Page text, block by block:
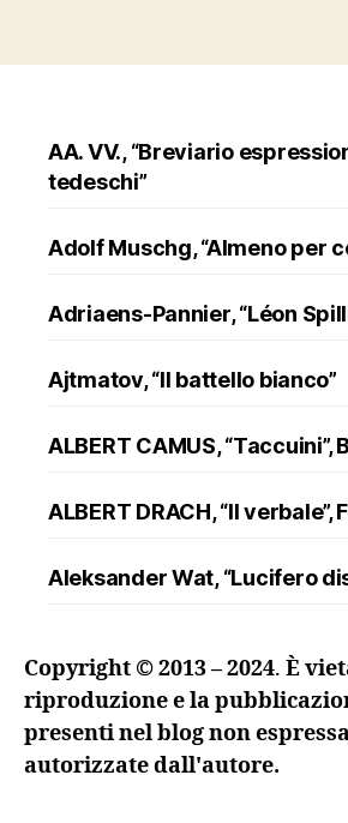
AA. VV., “Breviario
tedeschi”
Adolf Muschg, “Almeno per
Adriaens-Pannier, “Léon
Ajtmatov, “Il battello bianco”
ALBERT CAMUS, “Taccuini”,
ALBERT DRACH, “Il verbale”,
Aleksander Wat, “Lucifero
ranuncolo”, Oscar Mondadori
Andreev, “Lazzaro e altre
Copyright © 2013 – 2024. È
riproduzione e la
presenti nel blog non
autorizzate dall'autore.